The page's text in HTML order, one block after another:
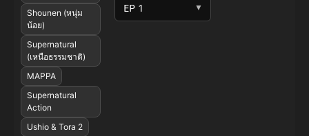
▼
Shounen (หนุ่ม
น้อย)
Supernatural
(เหนือธรรมชาติ)
MAPPA
Supernatural
Action
Ushio & Tora 2